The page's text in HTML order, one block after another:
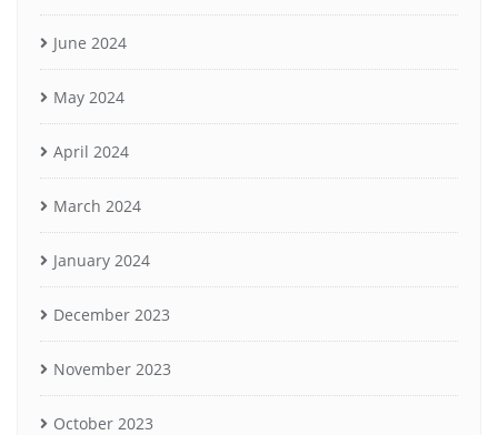
June 2024
May 2024
April 2024
March 2024
January 2024
December 2023
November 2023
October 2023